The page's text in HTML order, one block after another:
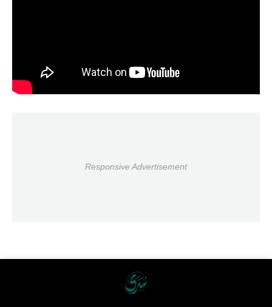
Responsive Advertisement